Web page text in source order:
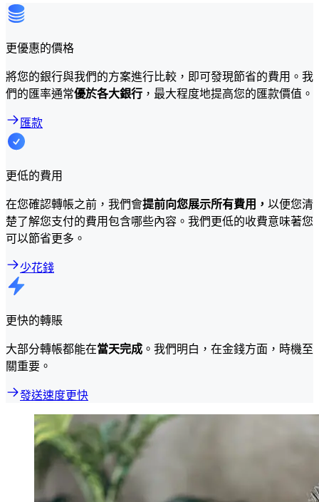
更優惠的價格
將您的銀行與我們的方案進行比較，即可發現節省的費用。我
們的匯率通常優於各大銀行 ，最大程度地提高您的匯款價值。
匯款
更低的費用
在您確認轉帳之前，我們會提前向您展示所有費用， 以便您清
楚了解您支付的費用包含哪些內容。我們更低的收費意味著您
可以節省更多。
少花錢
更快的轉賬
大部分轉帳都能在當天完成 。我們明白，在金錢方面，時機至
關重要。
發送速度更快